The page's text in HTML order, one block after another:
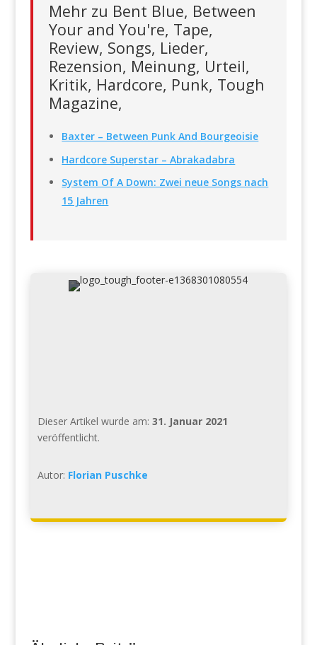
Mehr zu Bent Blue, Between
Your and You're, Tape,
Review, Songs, Lieder,
Rezension, Meinung, Urteil,
Kritik, Hardcore, Punk, Tough
Magazine,
Baxter – Between Punk And Bourgeoisie
Hardcore Superstar – Abrakadabra
System Of A Down: Zwei neue Songs nach
15 Jahren
Dieser Artikel wurde am: 31. Januar 2021
veröffentlicht.
Autor: Florian Puschke